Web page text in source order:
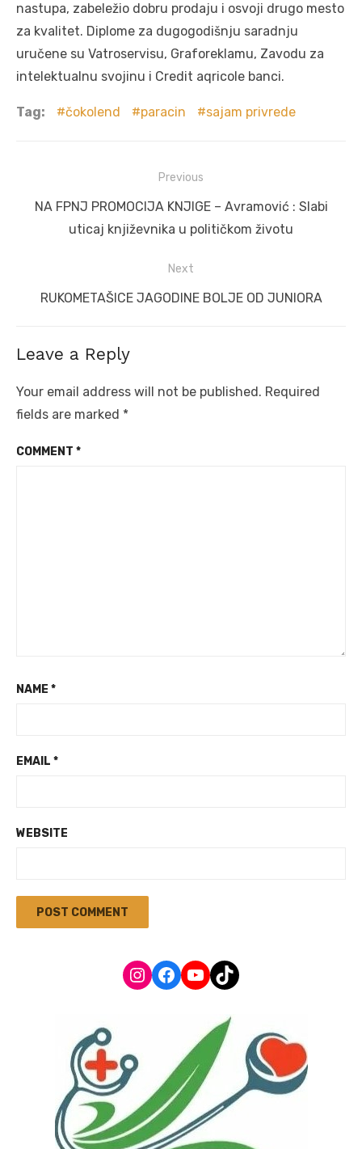
nastupa, zabeležio dobru prodaju i osvoji drugo mesto
za kvalitet. Diplome za dugogodišnju saradnju
uručene su Vatroservisu, Graforeklamu, Zavodu za
intelektualnu svojinu i Credit aqricole banci.
Tag: čokolend paracin sajam privrede
navigation
Previous
Previous
NA FPNJ PROMOCIJA KNJIGE – Avramović : Slabi
uticaj književnika u političkom životu
Next
Next
RUKOMETAŠICE JAGODINE BOLJE OD JUNIORA
Leave a Reply
Your email address will not be published. Required
fields are marked *
COMMENT *
NAME *
EMAIL *
WEBSITE
Instagram
Facebook
YouTube
TikTok